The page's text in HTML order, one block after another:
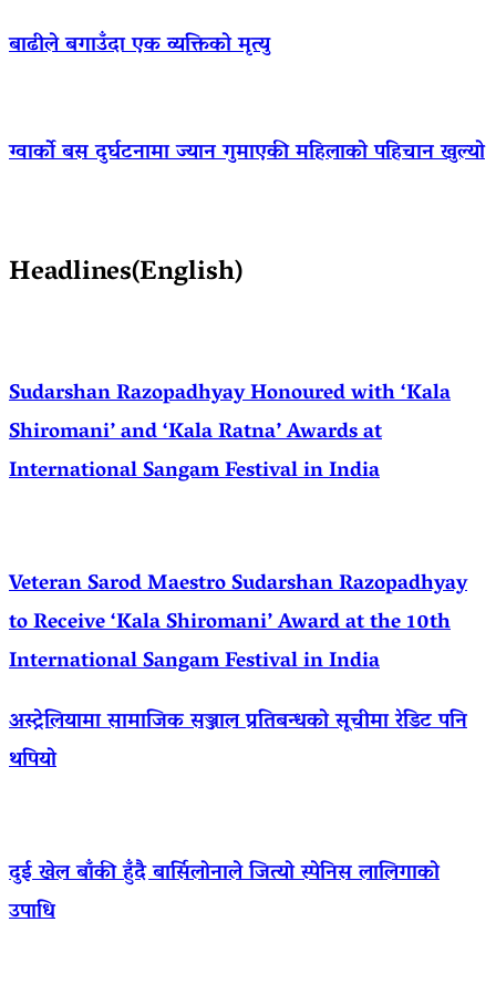
बाढीले बगाउँदा एक व्यक्तिको मृत्यु
ग्वार्को बस दुर्घटनामा ज्यान गुमाएकी महिलाको पहिचान खुल्यो
Headlines(English)
Sudarshan Razopadhyay Honoured with ‘Kala
Shiromani’ and ‘Kala Ratna’ Awards at
International Sangam Festival in India
Veteran Sarod Maestro Sudarshan Razopadhyay
to Receive ‘Kala Shiromani’ Award at the 10th
International Sangam Festival in India
अस्ट्रेलियामा सामाजिक सञ्जाल प्रतिबन्धको सूचीमा रेडिट पनि
थपियो
दुई खेल बाँकी हुँदै बार्सिलोनाले जित्यो स्पेनिस लालिगाको
उपाधि